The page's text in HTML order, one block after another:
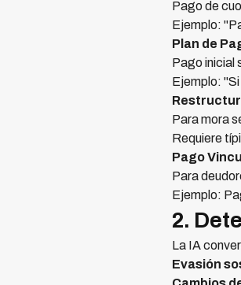
Pago de
Ejemplo:
Plan de
Pago inicial
Ejemplo:
Para mora
Requiere
Pago
Para
Ejemplo:
2.
La IA
Evasión